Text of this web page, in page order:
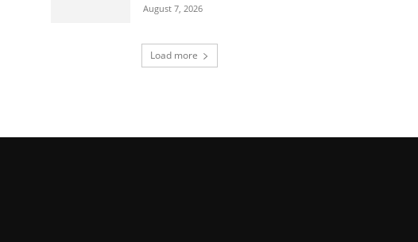
August 7, 2026
Load more